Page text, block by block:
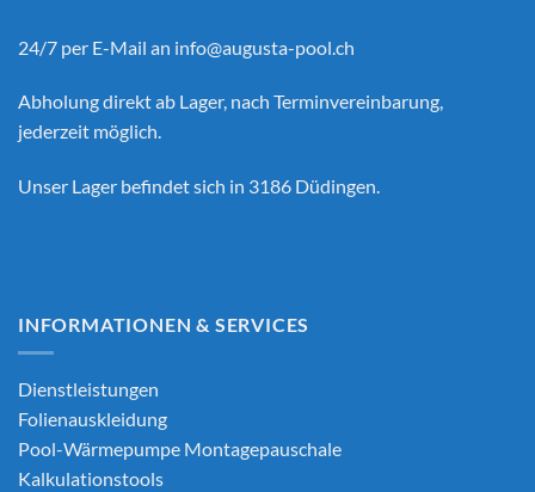
24/7 per E-Mail an info@augusta-pool.ch
Abholung direkt ab Lager, nach Terminvereinbarung,
jederzeit möglich.
Unser Lager befindet sich in 3186 Düdingen.
INFORMATIONEN & SERVICES
Dienstleistungen
Folienauskleidung
Pool-Wärmepumpe Montagepauschale
Kalkulationstools